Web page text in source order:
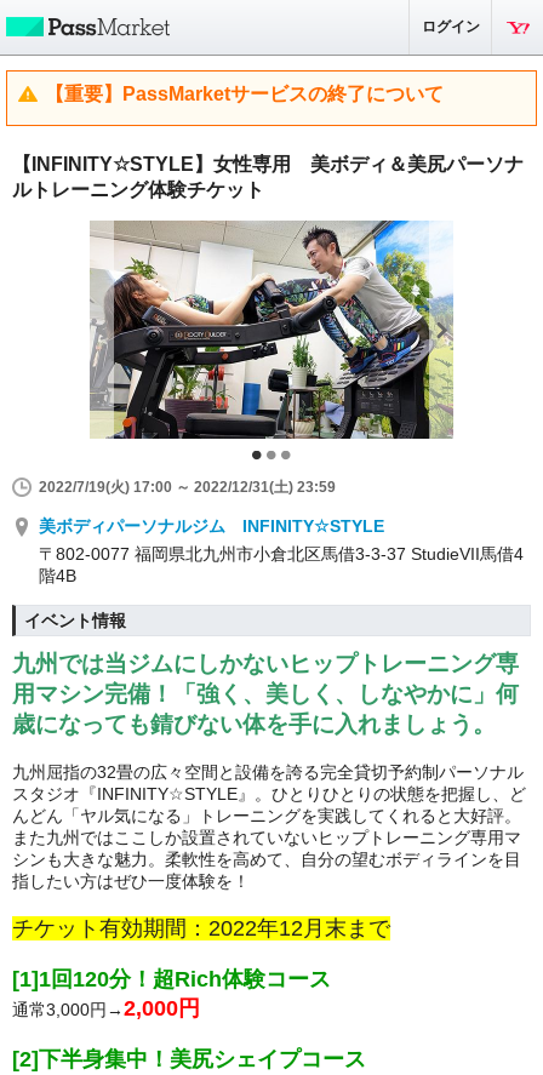
ログイン
【重要】PassMarketサービスの終了について
【INFINITY☆STYLE】女性専用 美ボディ＆美尻パーソナ
ルトレーニング体験チケット
2022/7/19(火) 17:00 ～ 2022/12/31(土) 23:59
美ボディパーソナルジム INFINITY☆STYLE
〒802-0077 福岡県北九州市小倉北区馬借3-3-37 StudieVII馬借4
階4B
イベント情報
九州では当ジムにしかないヒップトレーニング専
用マシン完備！「強く、美しく、しなやかに」何
歳になっても錆びない体を手に入れましょう。
九州屈指の32畳の広々空間と設備を誇る完全貸切予約制パーソナル
スタジオ『INFINITY☆STYLE』。ひとりひとりの状態を把握し、ど
んどん「ヤル気になる」トレーニングを実践してくれると大好評。
また九州ではここしか設置されていないヒップトレーニング専用マ
シンも大きな魅力。柔軟性を高めて、自分の望むボディラインを目
指したい方はぜひ一度体験を！
チケット有効期間：2022年12月末まで
[1]1回120分！超Rich体験コース
通常3,000円→2,000円
[2]下半身集中！美尻シェイプコース